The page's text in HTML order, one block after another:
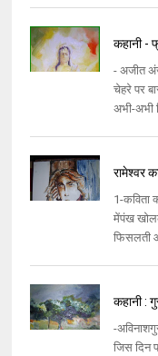
कहानी -
- अजीत
चेहरे पर
अभी-अभी
रामेश्वर
1-कविता
मेंपंख
फिसलती
कहानी :
-
जिस दिन